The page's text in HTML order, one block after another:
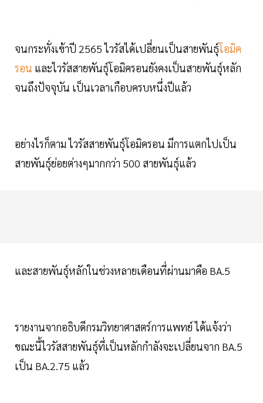
จนกระทั่งเข้าปี 2565 ไวรัสได้เปลี่ยนเป็นสายพันธุ์โอมิค
รอน และไวรัสสายพันธุ์โอมิครอนยังคงเป็นสายพันธุ์หลัก
จนถึงปัจจุบัน เป็นเวลาเกือบครบหนึ่งปีแล้ว
อย่างไรก็ตาม ไวรัสสายพันธุ์โอมิครอน มีการแตกไปเป็น
สายพันธุ์ย่อยต่างๆมากกว่า 500 สายพันธุ์แล้ว
และสายพันธุ์หลักในช่วงหลายเดือนที่ผ่านมาคือ BA.5
รายงานจากอธิบดีกรมวิทยาศาสตร์การแพทย์ ได้แจ้งว่า
ขณะนี้ไวรัสสายพันธุ์ที่เป็นหลักกำลังจะเปลี่ยนจาก BA.5
เป็น BA.2.75 แล้ว